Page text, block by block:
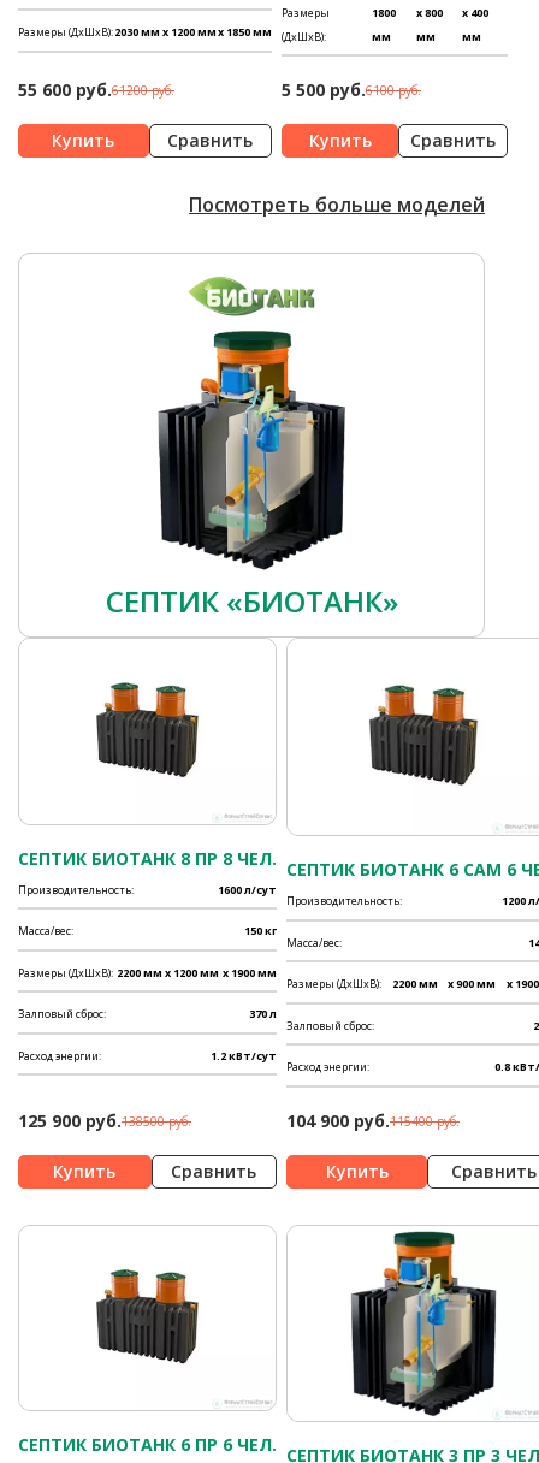
Размеры (ДхШхВ):2030 мм x 1200 ммx 1850 мм
55 600 руб.61200 руб.
Сравнить
Размеры
(ДхШхВ):
1800
мм
x 800
мм
x 400
мм
5 500 руб.6100 руб.
Сравнить
Посмотреть больше моделей
СЕПТИК «БИОТАНК»
СЕПТИК БИОТАНК 8 ПР 8 ЧЕЛ.
Производительность: 1600 л/сут
Масса/вес: 150 кг
Размеры (ДхШхВ): 2200 мм x 1200 мм x 1900 мм
Залповый сброс: 370 л
Расход энергии: 1.2 кВт/сут
125 900 руб.138500 руб.
Сравнить
СЕПТИК БИОТАНК 6 САМ 6
Производительность: 1200
Масса/вес:
Размеры (ДхШхВ): 2200 мм x 900 мм x
Залповый сброс:
Расход энергии: 0.8
104 900 руб.115400 руб.
Сравнить
СЕПТИК БИОТАНК 6 ПР 6 ЧЕЛ. СЕПТИК БИОТАНК 3 ПР 3